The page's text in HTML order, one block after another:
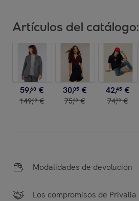
Artículos del catálogo:
59,60 €
149,00 €
30,05 €
75,00 €
42,45 €
74,90 €
Modalidades de devolución
Los compromisos de Privalia